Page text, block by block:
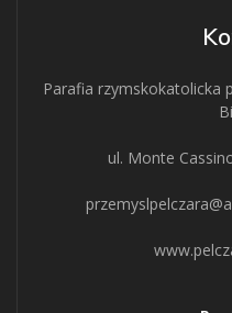
Parafia rzymskokatolicka
ul. Monte